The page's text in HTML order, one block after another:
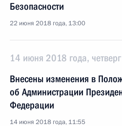
Безопасности
22 июня 2018 года, 13:00
14 июня 2018 года, четверг
Внесены изменения в
об Администрации
Федерации
14 июня 2018 года, 11:55